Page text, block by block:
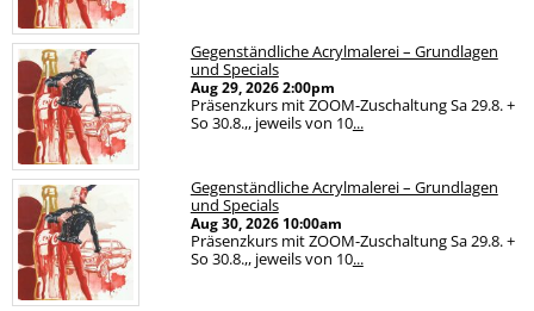
Gegenständliche Acrylmalerei – Grundlagen
und Specials
Aug 29, 20262:00pm
Präsenzkurs mit ZOOM-Zuschaltung Sa 29.8. +
So 30.8.,, jeweils von 10...
Gegenständliche Acrylmalerei – Grundlagen
und Specials
Aug 30, 2026 10:00am
Präsenzkurs mit ZOOM-Zuschaltung Sa 29.8. +
So 30.8.,, jeweils von 10...